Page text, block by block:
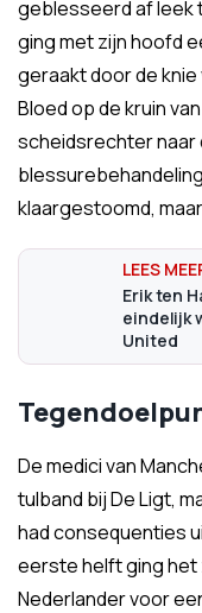
geblesseerd af leek
ging met zijn hoofd
geraakt door de
Bloed op de kruin
scheidsrechter naar
klaargestoomd,
Erik ten
eindelijk
United
De medici van
tulband bij De Ligt,
had consequenties
eerste helft ging het
Nederlander voor